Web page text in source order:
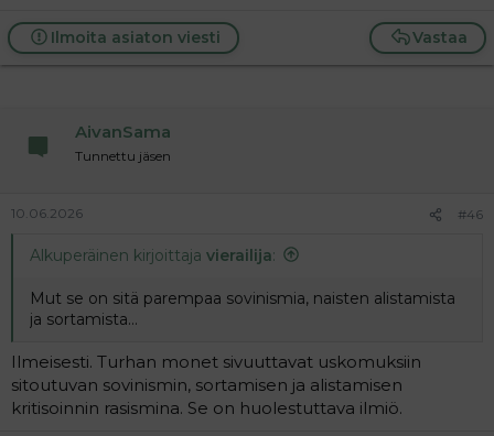
Vastaa
Ilmoita asiaton viesti
AivanSama
Tunnettu jäsen
10.06.2026 #46
Alkuperäinen kirjoittaja vierailija:
Mut se on sitä parempaa sovinismia, naisten alistamista
ja sortamista...
Ilmeisesti. Turhan monet sivuuttavat uskomuksiin
sitoutuvan sovinismin, sortamisen ja alistamisen
kritisoinnin rasismina. Se on huolestuttava ilmiö.